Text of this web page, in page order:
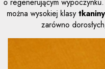
o regenerującym
można wysokiej klasy
zarówno